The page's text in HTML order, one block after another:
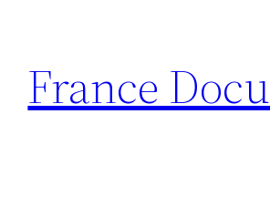
contenu
France Docu